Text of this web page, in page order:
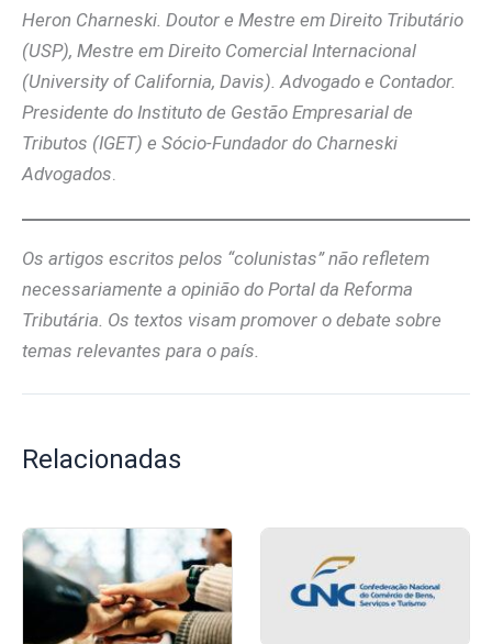
Heron Charneski. Doutor e Mestre em Direito Tributário
(USP), Mestre em Direito Comercial Internacional
(University of California, Davis). Advogado e Contador.
Presidente do Instituto de Gestão Empresarial de
Tributos (IGET) e Sócio-Fundador do Charneski
Advogados
Os artigos escritos pelos “colunistas” não refletem
necessariamente a opinião do Portal da Reforma
Tributária. Os textos visam promover o debate sobre
temas relevantes para o país.
Relacionadas